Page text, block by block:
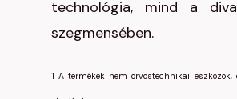
technológia, mind a
szegmensében.
1 A termékek nem orvostechnikai